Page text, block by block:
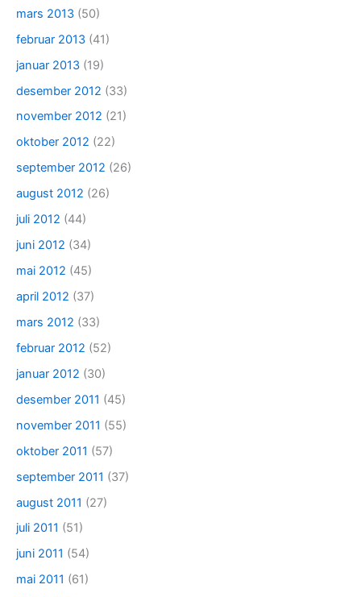
mars 2013 (50)
februar 2013 (41)
januar 2013 (19)
desember 2012 (33)
november 2012 (21)
oktober 2012 (22)
september 2012 (26)
august 2012 (26)
juli 2012 (44)
juni 2012 (34)
mai 2012 (45)
april 2012 (37)
mars 2012 (33)
februar 2012 (52)
januar 2012 (30)
desember 2011 (45)
november 2011 (55)
oktober 2011 (57)
september 2011 (37)
august 2011 (27)
juli 2011 (51)
juni 2011 (54)
mai 2011 (61)